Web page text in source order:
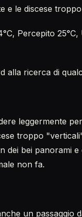
e le discese
Percepito 25°C,
alla ricerca di
leggermente
troppo
dei bei panorami
non fa.
un passaggio